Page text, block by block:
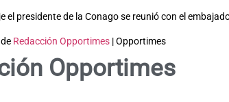
el presidente de la Conago se reunió con el
Redacción Opportimes | Opportimes
Opportimes